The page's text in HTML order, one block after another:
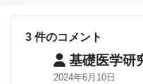
3 件のコメント
基礎医学研
2024年6月10日